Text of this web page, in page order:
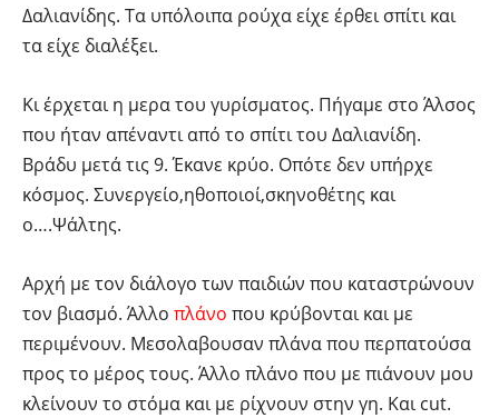
Δαλιανίδης. Τα υπόλοιπα ρούχα είχε έρθει σπίτι και
τα είχε διαλέξει.
Κι έρχεται η μερα του γυρίσματος. Πήγαμε στο Άλσος
που ήταν απέναντι από το σπίτι του Δαλιανίδη.
Βράδυ μετά τις 9. Έκανε κρύο. Οπότε δεν υπήρχε
κόσμος. Συνεργείο,ηθοποιοί,σκηνοθέτης και
ο….Ψάλτης.
Αρχή με τον διάλογο των παιδιών που καταστρώνουν
τον βιασμό. Άλλο πλάνο που κρύβονται και με
περιμένουν. Μεσολαβουσαν πλάνα που περπατούσα
προς το μέρος τους. Άλλο πλάνο που με πιάνουν μου
κλείνουν το στόμα και με ρίχνουν στην γη. Και cut.